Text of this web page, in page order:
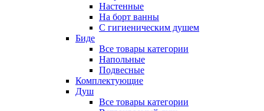
Настенные
На борт ванны
С гигиеническим душем
Биде
Все товары категории
Напольные
Подвесные
Комплектующие
Душ
Все товары категории